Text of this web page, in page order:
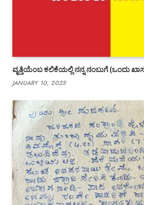
ವೃತ್ತಿಯೆಂಬ ಕಲಿಕೆಯಲ್ಲಿ ನನ್ನ ನಂಬುಗೆ (ಒಂದು ಖಾಸಗಿ
JANUARY 10, 2025